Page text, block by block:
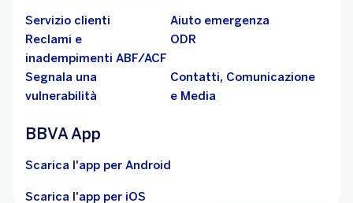
Servizio clienti
Aiuto emergenza
Reclami e
inadempimenti ABF/ACF
ODR
Segnala una
vulnerabilità
Contatti, Comunicazione
e Media
BBVA App
Scarica l'app per Android
Scarica l'app per iOS